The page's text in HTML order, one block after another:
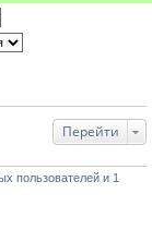
Перейти
пользователей и 1